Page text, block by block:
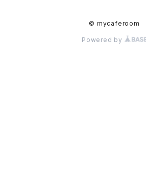
© mycaferoom
Powered by